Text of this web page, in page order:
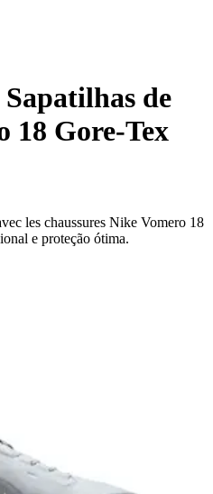
Sapatilhas de
18 Gore-Tex
les chaussures Nike Vomero 18
e proteção ótima.